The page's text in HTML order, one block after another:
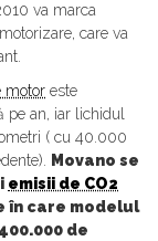
va marca
care va
motor este
an, iar lichidul
( cu 40.000
Movano se
emisii de CO2
în care modelul
de